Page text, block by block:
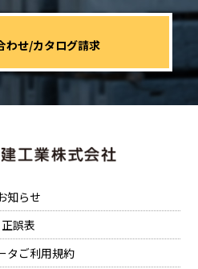
わせ/カタログ請求
知らせ
正誤表
タご利用規約